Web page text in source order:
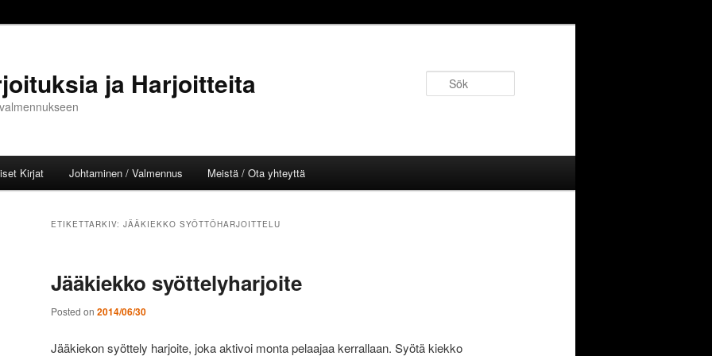
ja Harjoitteita
Kirjat Johtaminen / Valmennus Meistä / Ota yhteyttä
ETIKETTARKIV: JÄÄKIEKKO SYÖTTÖHARJOITTELU
Jääkiekko syöttelyharjoite
Posted on 2014/06/30
Jääkiekon syöttely harjoite, joka aktivoi monta pelaajaa kerrallaan. Syötä kiekko